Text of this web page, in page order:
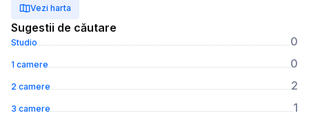
Vezi harta
Sugestii de căutare
Studio 0
1 camere 0
2 camere 2
3 camere 1